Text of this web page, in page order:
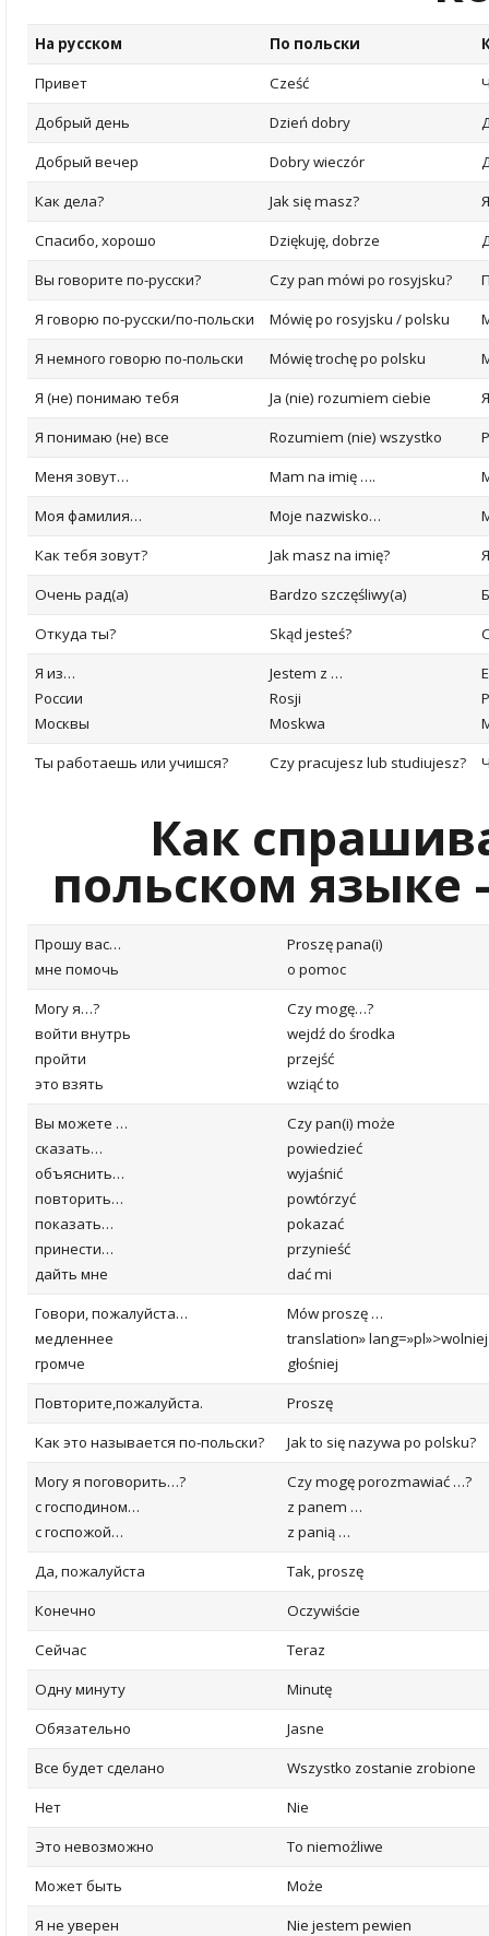
На русском По польски
Привет
Cześć
Добрый день
Dzień dobry
Добрый вечер
Dobry wieczór
Как дела?
Jak się masz?
Спасибо, хорошо
Dziękuję, dobrze
Вы говорите по-русски?
Czy pan mówi po rosyjsku?
Я говорю по-русски/по-польски
Mówię po rosyjsku / polsku
Я немного говорю по-польски
Mówię trochę po polsku
Я (не) понимаю тебя
Ja (nie) rozumiem ciebie
Я понимаю (не) все
Rozumiem (nie) wszystko
Меня зовут…
Mam na imię ….
Моя фамилия…
Moje nazwisko…
Как тебя зовут?
Jak masz na imię?
Очень рад(а)
Bardzo szczęśliwy(a)
Откуда ты?
Skąd jesteś?
Я из…
России
Москвы
Jestem z …
Rosji
Moskwa
Ты работаешь или учишся?
Czy pracujesz lub studiujesz?
Как
польском
Прошу вас…
мне помочь
Proszę pana(i)
o pomoc
Могу я…?
войти внутрь
пройти
это взять
Czy mogę…?
wejdź do środka
przejść
wziąćto
Вы можете …
сказать…
объяснить…
повторить…
показать…
принести…
дайть мне
Czypan(i) może
powiedzieć
wyjaśnić
powtórzyć
pokazać
przynieść
daćmi
Говори, пожалуйста…
медленнее
громче
Mów proszę …
translation» lang=»pl»>wolniej
głośniej
Повторите,пожалуйста.
Proszę
Как это называется по-польски?
Jak to się nazywa po polsku?
Могу я поговорить…?
с господином…
с госпожой…
Czy mogę porozmawiać …?
z panem …
z panią …
Да, пожалуйста
Tak, proszę
Конечно
Oczywiście
Сейчас
Teraz
Одну минуту
Minutę
Обязательно
Jasne
Все будет сделано
Wszystko zostanie zrobione
Нет
Nie
Это невозможно
To niemożliwe
Может быть
Może
Я не уверен
Nie jestem pewien